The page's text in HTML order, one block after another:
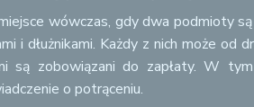
wówczas, gdy dwa podmioty
i dłużnikami. Każdy z nich może od
są zobowiązani do zapłaty. W
o potrąceniu.